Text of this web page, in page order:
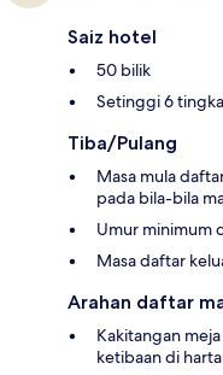
Saiz hotel
50 bilik
Setinggi 6
Tiba/Pulang
Masa mula
pada bila-bila
Umur minimum
Masa daftar
Arahan daftar
Kakitangan
ketibaan di